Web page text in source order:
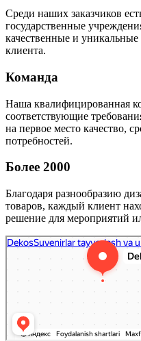
Среди наших заказчиков
государственные
качественные и
клиента.
Команда
Наша квалифицированная
соответствующие
на первое место качество,
потребностей.
Более 2000
Благодаря разнообразию
товаров, каждый клиент
решение для мероприятий